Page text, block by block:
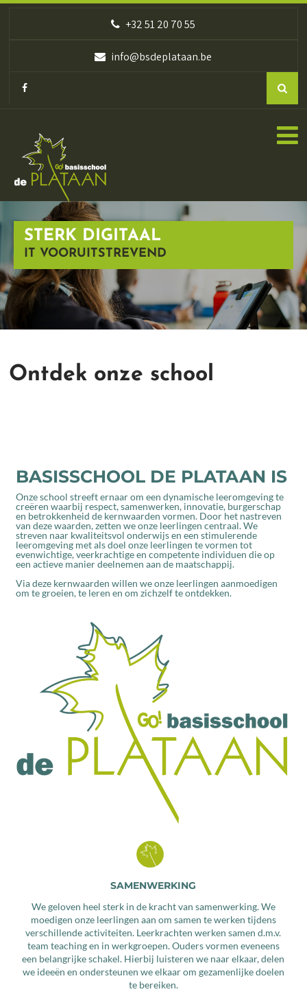
+32 51 20 70 55
info@bsdeplataan.be
STERK DIGITAAL
IT VOORUITSTREVEND
Ontdek onze school
BASISSCHOOL DE PLATAAN IS
Onze school streeft ernaar om een dynamische leeromgeving te
creëren waarbij respect, samenwerken, innovatie, burgerschap
en betrokkenheid de kernwaarden vormen. Door het nastreven
van deze waarden, zetten we onze leerlingen centraal. We
streven naar kwaliteitsvol onderwijs en een stimulerende
leeromgeving met als doel onze leerlingen te vormen tot
evenwichtige, veerkrachtige en competente individuen die op
een actieve manier deelnemen aan de maatschappij.
Via deze kernwaarden willen we onze leerlingen aanmoedigen
om te groeien, te leren en om zichzelf te ontdekken.
SAMENWERKING
We geloven heel sterk in de kracht van samenwerking. We
moedigen onze leerlingen aan om samen te werken tijdens
verschillende activiteiten. Leerkrachten werken samen d.m.v.
team teaching en in werkgroepen. Ouders vormen eveneens
een belangrijke schakel. Hierbij luisteren we naar elkaar, delen
we ideeën en ondersteunen we elkaar om gezamenlijke doelen
te bereiken.